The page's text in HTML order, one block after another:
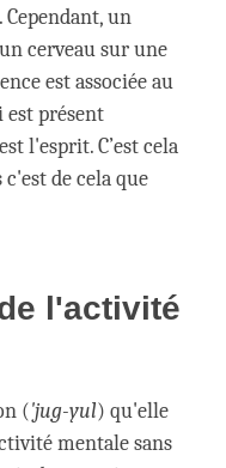
un
cerveau sur une
est associée au
est présent
l'esprit. C’est cela
de cela que
l'activité
('jug-yul) qu'elle
mentale sans